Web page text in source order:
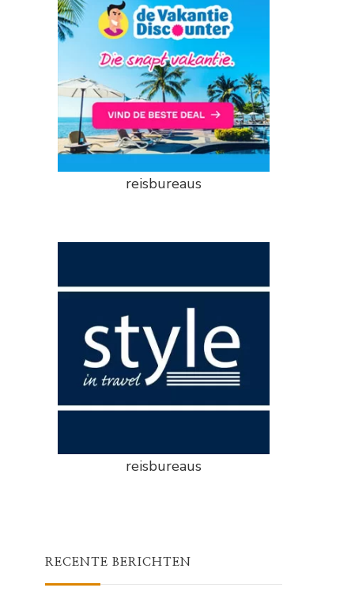
reisbureaus
reisbureaus
RECENTE BERICHTEN